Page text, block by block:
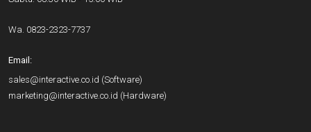
Wa. 0823-2323-7737
Email:
sales@interactive.co.id (Software)
marketing@interactive.co.id (Hardware)